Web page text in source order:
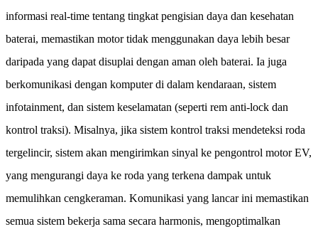
informasi real-time tentang tingkat pengisian daya dan kesehatan
baterai, memastikan motor tidak menggunakan daya lebih besar
daripada yang dapat disuplai dengan aman oleh baterai. Ia juga
berkomunikasi dengan komputer di dalam kendaraan, sistem
infotainment, dan sistem keselamatan (seperti rem anti-lock dan
kontrol traksi). Misalnya, jika sistem kontrol traksi mendeteksi roda
tergelincir, sistem akan mengirimkan sinyal ke pengontrol motor EV,
yang mengurangi daya ke roda yang terkena dampak untuk
memulihkan cengkeraman. Komunikasi yang lancar ini memastikan
semua sistem bekerja sama secara harmonis, mengoptimalkan